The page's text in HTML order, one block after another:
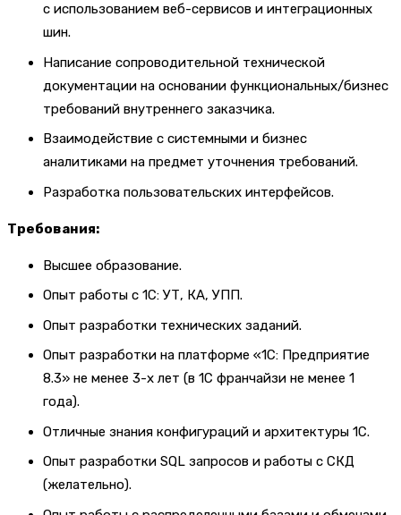
с использованием веб-сервисов и интеграционных
шин.
Написание сопроводительной технической
документации на основании функциональных/бизнес
требований внутреннего заказчика.
Взаимодействие с системными и бизнес
аналитиками на предмет уточнения требований.
Разработка пользовательских интерфейсов.
Требования:
Высшее образование.
Опыт работы с 1С: УТ, КА, УПП.
Опыт разработки технических заданий.
Опыт разработки на платформе «1С: Предприятие
8.3» не менее 3-х лет (в 1С франчайзи не менее 1
года).
Отличные знания конфигураций и архитектуры 1С.
Опыт разработки SQL запросов и работы с СКД
(желательно).